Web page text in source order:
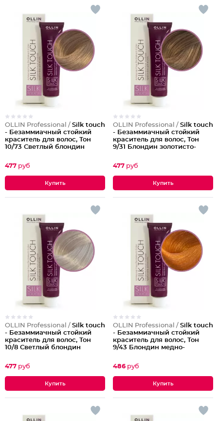
OLLIN Professional / Silk touch
- Безаммиачный стойкий
краситель для волос, Тон
10/73 Светлый блондин
477 руб
OLLIN Professional / Silk touch
- Безаммиачный стойкий
краситель для волос, Тон
9/31 Блондин золотисто-
477 руб
OLLIN Professional / Silk touch
- Безаммиачный стойкий
краситель для волос, Тон
10/8 Светлый блондин
477 руб
OLLIN Professional / Silk touch
- Безаммиачный стойкий
краситель для волос, Тон
9/43 Блондин медно-
486 руб